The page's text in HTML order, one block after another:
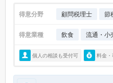
得意分野 顧問税理士 節
得意業種 飲食 流通・小
個人の相談も受付可 料金・